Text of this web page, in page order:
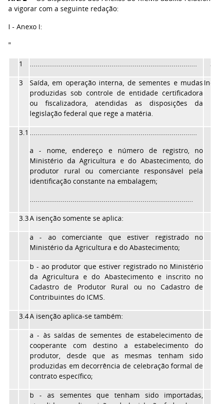
a vigorar com a seguinte redação:
I - Anexo I:
"
1 ......................................................................................
3
Saída, em operação interna, de sementes e mudas
produzidas sob controle de entidade certificadora
ou fiscalizadora, atendidas as disposições da
legislação federal que rege a matéria.
3.1 ......................................................................................
a - nome, endereço e número de registro, no
Ministério da Agricultura e do Abastecimento, do
produtor rural ou comerciante responsável pela
identificação constante na embalagem;
....................................................................................
3.3A isenção somente se aplica:
a - ao comerciante que estiver registrado no
Ministério da Agricultura e do Abastecimento;
b - ao produtor que estiver registrado no Ministério
da Agricultura e do Abastecimento e inscrito no
Cadastro de Produtor Rural ou no Cadastro de
Contribuintes do ICMS.
3.4A isenção aplica-se também:
a - às saídas de sementes de estabelecimento de
cooperante com destino a estabelecimento do
produtor, desde que as mesmas tenham sido
produzidas em decorrência de celebração formal de
contrato específico;
b - as sementes que tenham sido importadas,